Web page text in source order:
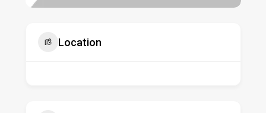
Location